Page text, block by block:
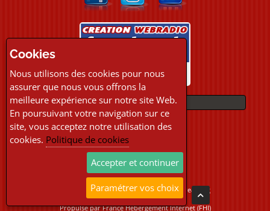
PAIEMENTS
Copyright © 2026 Location Webradio Streaming
Tous droits réservés
Propulsé parFrance Hebergement Internet (FHI)
Cookies
Nous utilisons des cookies pour nous
assurer que nous vous offrons la
meilleure expérience sur notre site Web.
En poursuivant votre navigation sur ce
site, vous acceptez notre utilisation des
cookies. Politique de cookies
Accepter et continuer
Paramétrer vos choix